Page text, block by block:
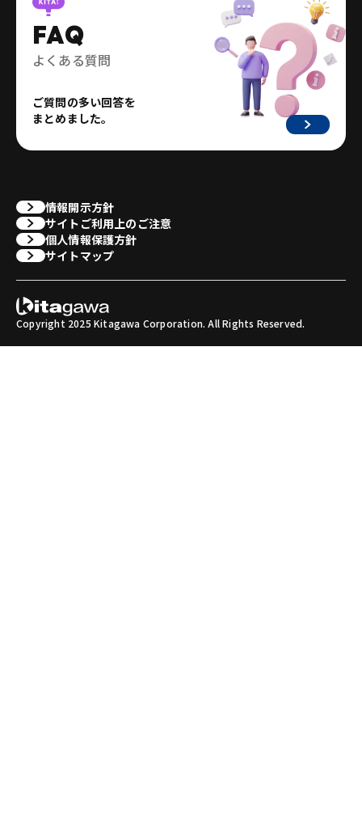
FAQ
よくある質問
ご質問の多い回答を
まとめました。
情報開示方針
サイトご利用上のご注意
個人情報保護方針
サイトマップ
Copyright 2025 Kitagawa Corporation. All Rights Reserved.